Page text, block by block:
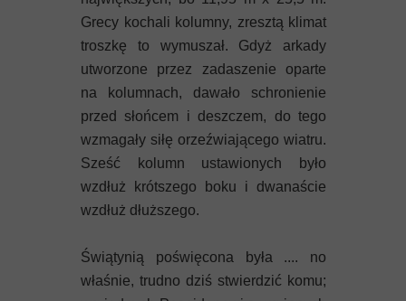
Grecy kochali kolumny, zresztą klimat
troszkę to wymuszał. Gdyż arkady
utworzone przez zadaszenie oparte
na kolumnach, dawało schronienie
przed słońcem i deszczem, do tego
wzmagały siłę orzeźwiającego wiatru.
Sześć kolumn ustawionych było
wzdłuż krótszego boku i dwanaście
wzdłuż dłuższego.
Świątynią poświęcona była .... no
właśnie, trudno dziś stwierdzić komu;